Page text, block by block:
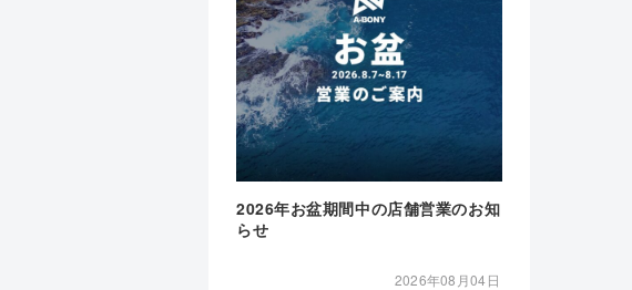
2026年お盆期間中の店舗営業のお知
らせ
2026年08月04日